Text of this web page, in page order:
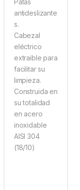
Patas
antideslizante
s.
Cabezal
eléctrico
extraible para
facilitar su
limpieza.
Construida en
su totalidad
en acero
inoxidable
AISI 304
(18/10)